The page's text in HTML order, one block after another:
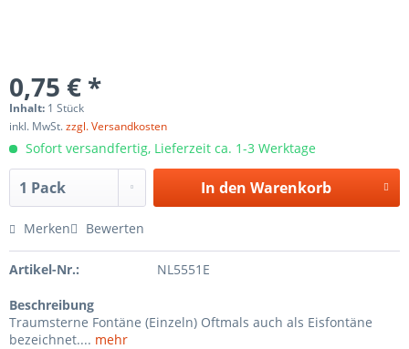
0,75 € *
Inhalt: 1 Stück
inkl. MwSt.zzgl. Versandkosten
Sofort versandfertig, Lieferzeit ca. 1-3 Werktage
In den Warenkorb
Merken Bewerten
Artikel-Nr.: NL5551E
Beschreibung
Traumsterne Fontäne (Einzeln) Oftmals auch als Eisfontäne
bezeichnet.... mehr